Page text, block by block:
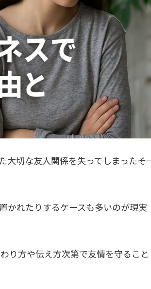
切な友人関係を失ってしまった――そ
かれたりするケースも多いのが現実
り方や伝え方次第で友情を守ること